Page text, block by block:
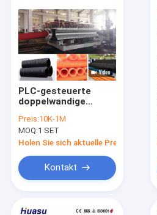
PLC-gesteuerte
doppelwandige
Extrusionsleitung mit
100-3000 kg/h
Leistung und
Rohrdurchmesser
von 32-1600 mm
Preis:10K-1M
MOQ:1 SET
Holen Sie sich aktuelle Preis
Kontakt